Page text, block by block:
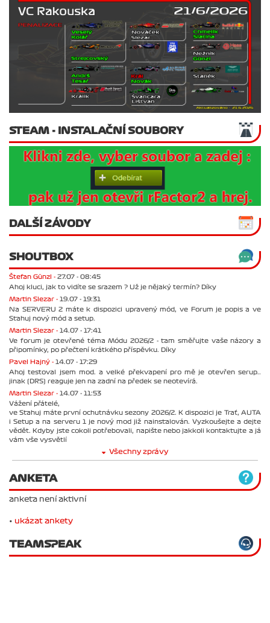
STEAM - INSTALAČNÍ SOUBORY
DALŠÍ ZÁVODY
SHOUTBOX
Štefan Günzl - 27.07 - 08:45
Ahoj kluci, jak to vidíte se srazem ? Už je nějaký termín? Díky
Martin Slezar - 19.07 - 19:31
Na SERVERU 2 máte k dispozici upravený mód, ve Forum je popis a ve
Stahuj nový mód a setup.
Martin Slezar - 14.07 - 17:41
Ve forum je otevřené téma Módu 2026/2 - tam směřujte vaše názory a
připomínky, po přečtení krátkého příspěvku. Díky
Pavel Hajný - 14.07 - 17:29
Ahoj testoval jsem mod. a velké překvapení pro mě je otevřen serup..
jinak (DRS) reaguje jen na zadní na předek se neotevírá.
Martin Slezar - 14.07 - 11:53
Vážení přátelé,
ve Stahuj máte první ochutnávku sezony 2026/2. K dispozici je Trať, AUTA
i Setup a na serveru 1 je nový mod již nainstalován. Vyzkoušejte a dejte
vědět. Kdyby jste cokoli potřebovali, napište nebo jakkoli kontaktujte a já
vám vše vysvětlí
Všechny zprávy
ANKETA
anketa není aktivní
• ukázat ankety
TEAMSPEAK